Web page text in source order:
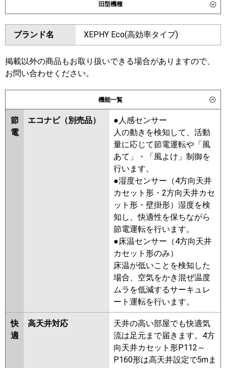
SDRK160BBD
東芝 GSHB16011XU GSHB16011MUB
GSSB16014XU GSSB16014MUB
三菱電機 PMZX-HRMP160F6 PMZX-
HRMP160FF6
RCIS-GP160RHNP5
GP160RSHP11
三菱重工 FDTSV1606HP6S
PA-P160D7HDC
PA-
P160D7HDNC
旧型機種
ダイキン SZRK160BYND SZRK160BYD
SZRK160BJD SZRK160BJND
SDRK160BD SDRK160BND
SZRK160BFD SZRK160BFND
SZRK160BCD
東芝 RSSB16034XU RSSB16034MUB
RSHB16031MUB
RSHB16031MU RSHB16031XU
RSSB16033MU RSSB16033XU
RSHB16031M RSHB16031X
ASHB16054M
ASHB16054M-R
ASHB16054X ASHB16054X-R
ASEB16037M ASEB16037X
RSSB16033M RSSB16033X
ASEB16057M ASEB16057X
ASSB16057M
ASSB16057X
PMZX-HRMP160FF5 PMZX-
HRMP160F5 PMZX-ERMP160FE5
PMZX-ERMP160F5 PMZX-
HRMP160FF4 PMZX-HRMP160F4
PMZX-ERMP160F4 PMZX-
ERMP160FE4 PMZX-
HRMP160FF3 PMZX-HRMP160F3
PMZX-ERMP160FE3 PMZX-
ERMP160F3 PMZX-HRMP160FF2
PMZX-HRMP160F2
PMZX-
ERMP160FE2 PMZX-ERMP160F2
ブランド名 XEPHY Eco(高効率タイプ)
掲載以外の商品もお取り扱いできる場合がありますので、
お問い合わせください。
機能一覧
節
電
エコナビ（別売品）
●人感センサー
人の動きを検知して、活動
量に応じて節電運転や「風
あて」・「風よけ」制御を
行います。
●湿度センサー（4方向天井
カセット形・2方向天井カセ
ット形・壁掛形）湿度を検
知し、快適性を保ちながら
節電運転を行います。
●床温センサー（4方向天井
カセット形のみ）
床温が低いことを検知した
場合、空気をかき混ぜ温度
ムラを低減するサーキュレ
ート運転を行います。
快
適
高天井対応
天井の高い部屋でも快適気
流は足元まで届きます。4方
向天井カセット形P112～
P160形は高天井設定で5mま